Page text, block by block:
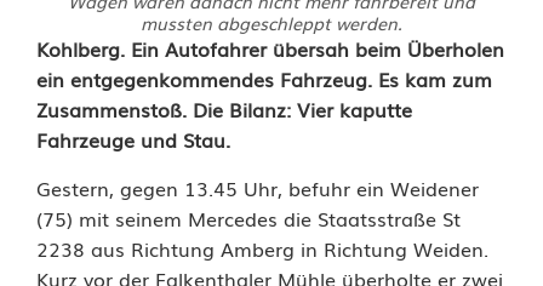
mussten abgeschleppt werden.
U
n
f
a
l
Kohlberg. Ein Autofahrer übersah beim Überholen
ein entgegenkommendes Fahrzeug. Es kam zum
Zusammenstoß. Die Bilanz: Vier kaputte
Fahrzeuge und Stau.
Gestern, gegen 13.45 Uhr, befuhr ein Weidener
(75) mit seinem Mercedes die Staatsstraße St
2238 aus Richtung Amberg in Richtung Weiden.
Kurz vor der Falkenthaler Mühle überholte er zwei